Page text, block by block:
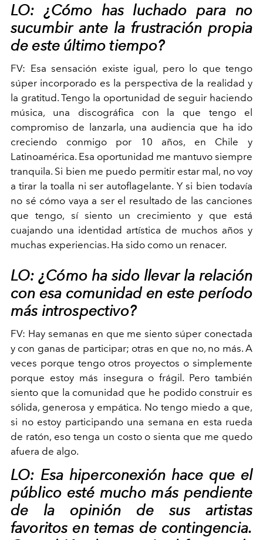
LO: ¿Cómo has luchado para no
sucumbir ante la frustración propia
de este último tiempo?
FV: Esa sensación existe igual, pero lo que tengo
súper incorporado es la perspectiva de la realidad y
la gratitud. Tengo la oportunidad de seguir haciendo
música, una discográfica con la que tengo el
compromiso de lanzarla, una audiencia que ha ido
creciendo conmigo por 10 años, en Chile y
Latinoamérica. Esa oportunidad me mantuvo siempre
tranquila. Si bien me puedo permitir estar mal, no voy
a tirar la toalla ni ser autoflagelante. Y si bien todavía
no sé cómo vaya a ser el resultado de las canciones
que tengo, sí siento un crecimiento y que está
cuajando una identidad artística de muchos años y
muchas experiencias. Ha sido como un renacer.
LO: ¿Cómo ha sido llevar la relación
con esa comunidad en este período
más introspectivo?
FV: Hay semanas en que me siento súper conectada
y con ganas de participar; otras en que no, no más. A
veces porque tengo otros proyectos o simplemente
porque estoy más insegura o frágil. Pero también
siento que la comunidad que he podido construir es
sólida, generosa y empática. No tengo miedo a que,
si no estoy participando una semana en esta rueda
de ratón, eso tenga un costo o sienta que me quedo
afuera de algo.
LO: Esa hiperconexión hace que el
público esté mucho más pendiente
de la opinión de sus artistas
favoritos en temas de contingencia.